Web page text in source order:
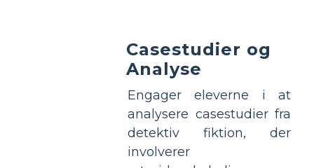
Casestudier og
Analyse
Engager eleverne i at
analysere casestudier fra
detektiv fiktion, der
involverer